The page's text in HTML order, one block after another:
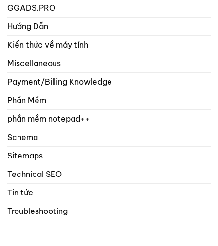
GGADS.PRO
Hướng Dẫn
Kiến thức về máy tính
Miscellaneous
Payment/Billing Knowledge
Phần Mềm
phần mềm notepad++
Schema
Sitemaps
Technical SEO
Tin tức
Troubleshooting